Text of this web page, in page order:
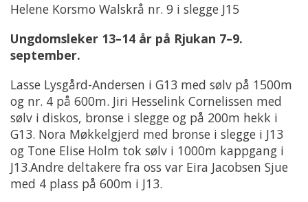
Helene Korsmo Walskrå nr. 9 i slegge J15
Ungdomsleker 13–14 år på Rjukan 7–9.
september.
Lasse Lysgård-Andersen i G13 med sølv på 1500m
og nr. 4 på 600m. Jiri Hesselink Cornelissen med
sølv i diskos, bronse i slegge og på 200m hekk i
G13. Nora Møkkelgjerd med bronse i slegge i J13
og Tone Elise Holm tok sølv i 1000m kappgang i
J13.Andre deltakere fra oss var Eira Jacobsen Sjue
med 4 plass på 600m i J13.